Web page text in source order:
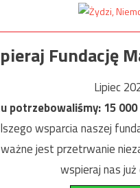
Fundację
Lipiec
potrzebowaliśmy:15 000
wsparcia naszej
jest przetrwanie
wspieraj nas